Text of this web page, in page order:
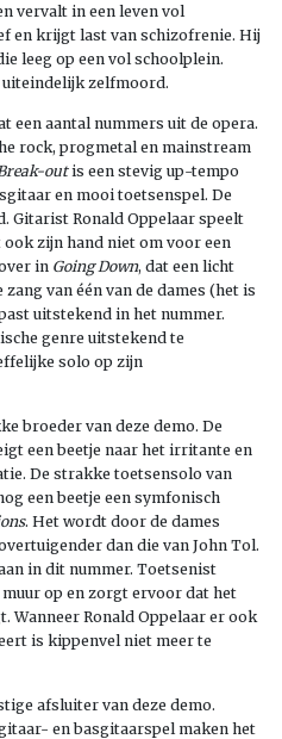
vervalt in een leven vol
en krijgt last van schizofrenie. Hij
leeg op een vol schoolplein.
uiteindelijk zelfmoord.
een aantal nummers uit de opera.
rock, progmetal en mainstream
outis een stevig up-tempo
en mooi toetsenspel. De
Gitarist Ronald Oppelaar speelt
zijn hand niet om voor een
in Going Down, dat een licht
van één van de dames (het is
uitstekend in het nummer.
genre uitstekend te
solo op zijn
broeder van deze demo. De
een beetje naar het irritante en
De strakke toetsensolo van
een beetje een symfonisch
. Het wordt door de dames
dan die van John Tol.
in dit nummer. Toetsenist
op en zorgt ervoor dat het
Wanneer Ronald Oppelaar er ook
is kippenvel niet meer te
afsluiter van deze demo.
en basgitaarspel maken het